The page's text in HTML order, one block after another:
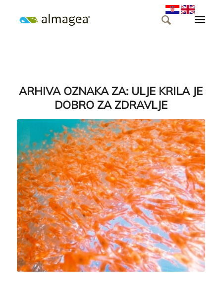
ARHIVA OZNAKA ZA: ULJE KRILA JE
DOBRO ZA ZDRAVLJE